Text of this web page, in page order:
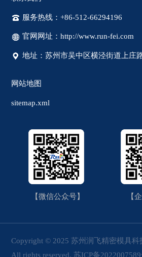
服务热线：+86-512-66294196
官网网址：http://www.run-fei.com
地址：苏州市吴中区横泾街道上庄
网站地图
sitemap.xml
【微信公众号】 【
Copyright © 2025 苏州润飞精密模具
All rights reserved.苏ICP备2022007589